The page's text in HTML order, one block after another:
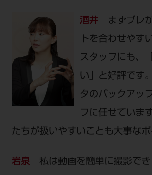
酒井
まずブレ
トを合わせやす
スタッフにも、
い」と好評です
タのバックアッ
フに任せていま
たちが扱いやすいことも大事なポ
岩泉 私は動画を簡単に撮影で